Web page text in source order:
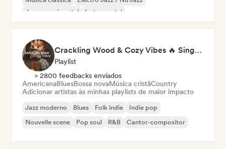
Jazz experimental
Instrumental
Crackling Wood & Cozy Vibes 🔥 Singer-Songwriter, Dream Pop & Bedroom Pop
Playlist
> 2800 feedbacks enviados
AmericanaBluesBossa novaMúsica cristãCountry
Adicionar artistas às minhas playlists de maior impacto
Jazz moderno Blues Folk indie
Indie pop
Nouvelle scene
Pop soul R&B Cantor-compositor